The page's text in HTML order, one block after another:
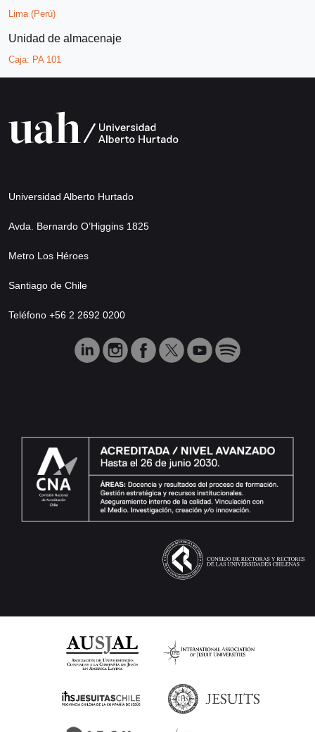
Lima (Perú)
Unidad de almacenaje
Caja: PA 101
Universidad Alberto Hurtado
Avda. Bernardo O’Higgins 1825
Metro Los Héroes
Santiago de Chile
Teléfono +56 2 2692 0200